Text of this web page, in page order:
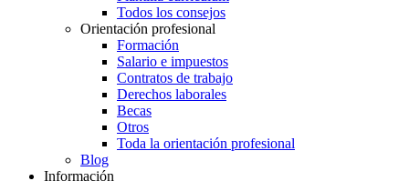
Todos los consejos
Orientación profesional
Formación
Salario e impuestos
Contratos de trabajo
Derechos laborales
Becas
Otros
Toda la orientación profesional
Blog
Información